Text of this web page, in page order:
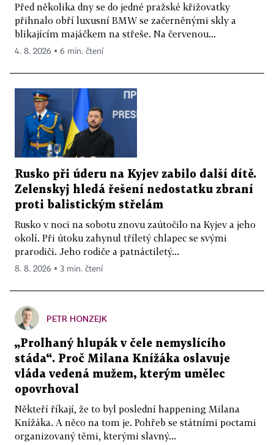
Před několika dny se do jedné pražské křižovatky
přihnalo obří luxusní BMW se začerněnými skly a
blikajícím majáčkem na střeše. Na červenou...
4. 8. 2026 ▪ 6 min. čtení
Rusko při úderu na Kyjev zabilo další dítě.
Zelenskyj hledá řešení nedostatku zbraní
proti balistickým střelám
Rusko v noci na sobotu znovu zaútočilo na Kyjev a jeho
okolí. Při útoku zahynul tříletý chlapec se svými
prarodiči. Jeho rodiče a patnáctiletý...
8. 8. 2026 ▪ 3 min. čtení
PETR HONZEJK
„Prolhaný hlupák v čele nemyslícího
stáda“. Proč Milana Knížáka oslavuje
vláda vedená mužem, kterým umělec
opovrhoval
Někteří říkají, že to byl poslední happening Milana
Knížáka. A něco na tom je. Pohřeb se státními poctami
organizovaný těmi, kterými slavný...